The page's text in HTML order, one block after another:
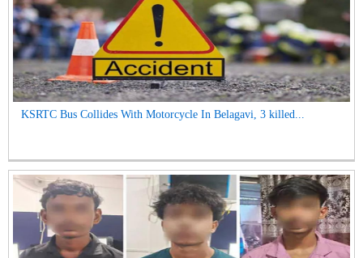
KSRTC Bus Collides With Motorcycle In Belagavi, 3 killed...